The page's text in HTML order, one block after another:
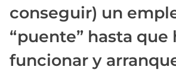
conseguir) un
“puente” hasta que
funcionar y